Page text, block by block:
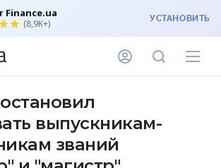
Finance.ua
(8,9K+) УСТАНОВИТЬ
выпускникам-
званий